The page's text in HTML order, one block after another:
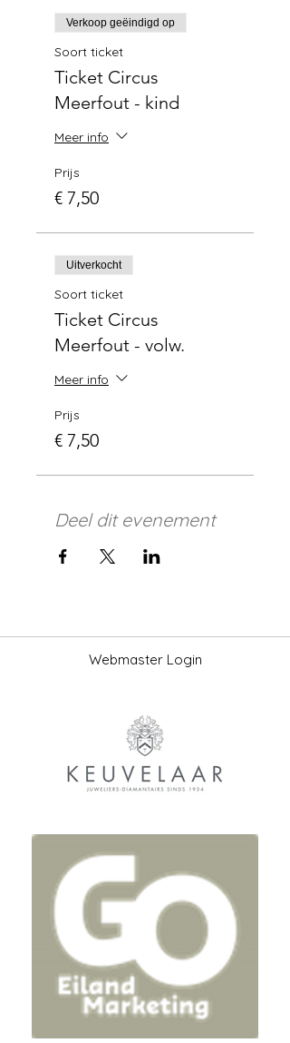
Verkoop geëindigd op
Soort ticket
Ticket Circus
Meerfout - kind
Meer info
Prijs
€ 7,50
Uitverkocht
Soort ticket
Ticket Circus
Meerfout - volw.
Meer info
Prijs
€ 7,50
Deel dit evenement
Webmaster Login